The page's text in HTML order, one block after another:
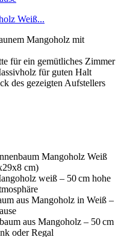
Weiß...
Mangoholz mit
für ein gemütliches Zimmer
für guten Halt
des gezeigten Aufstellers